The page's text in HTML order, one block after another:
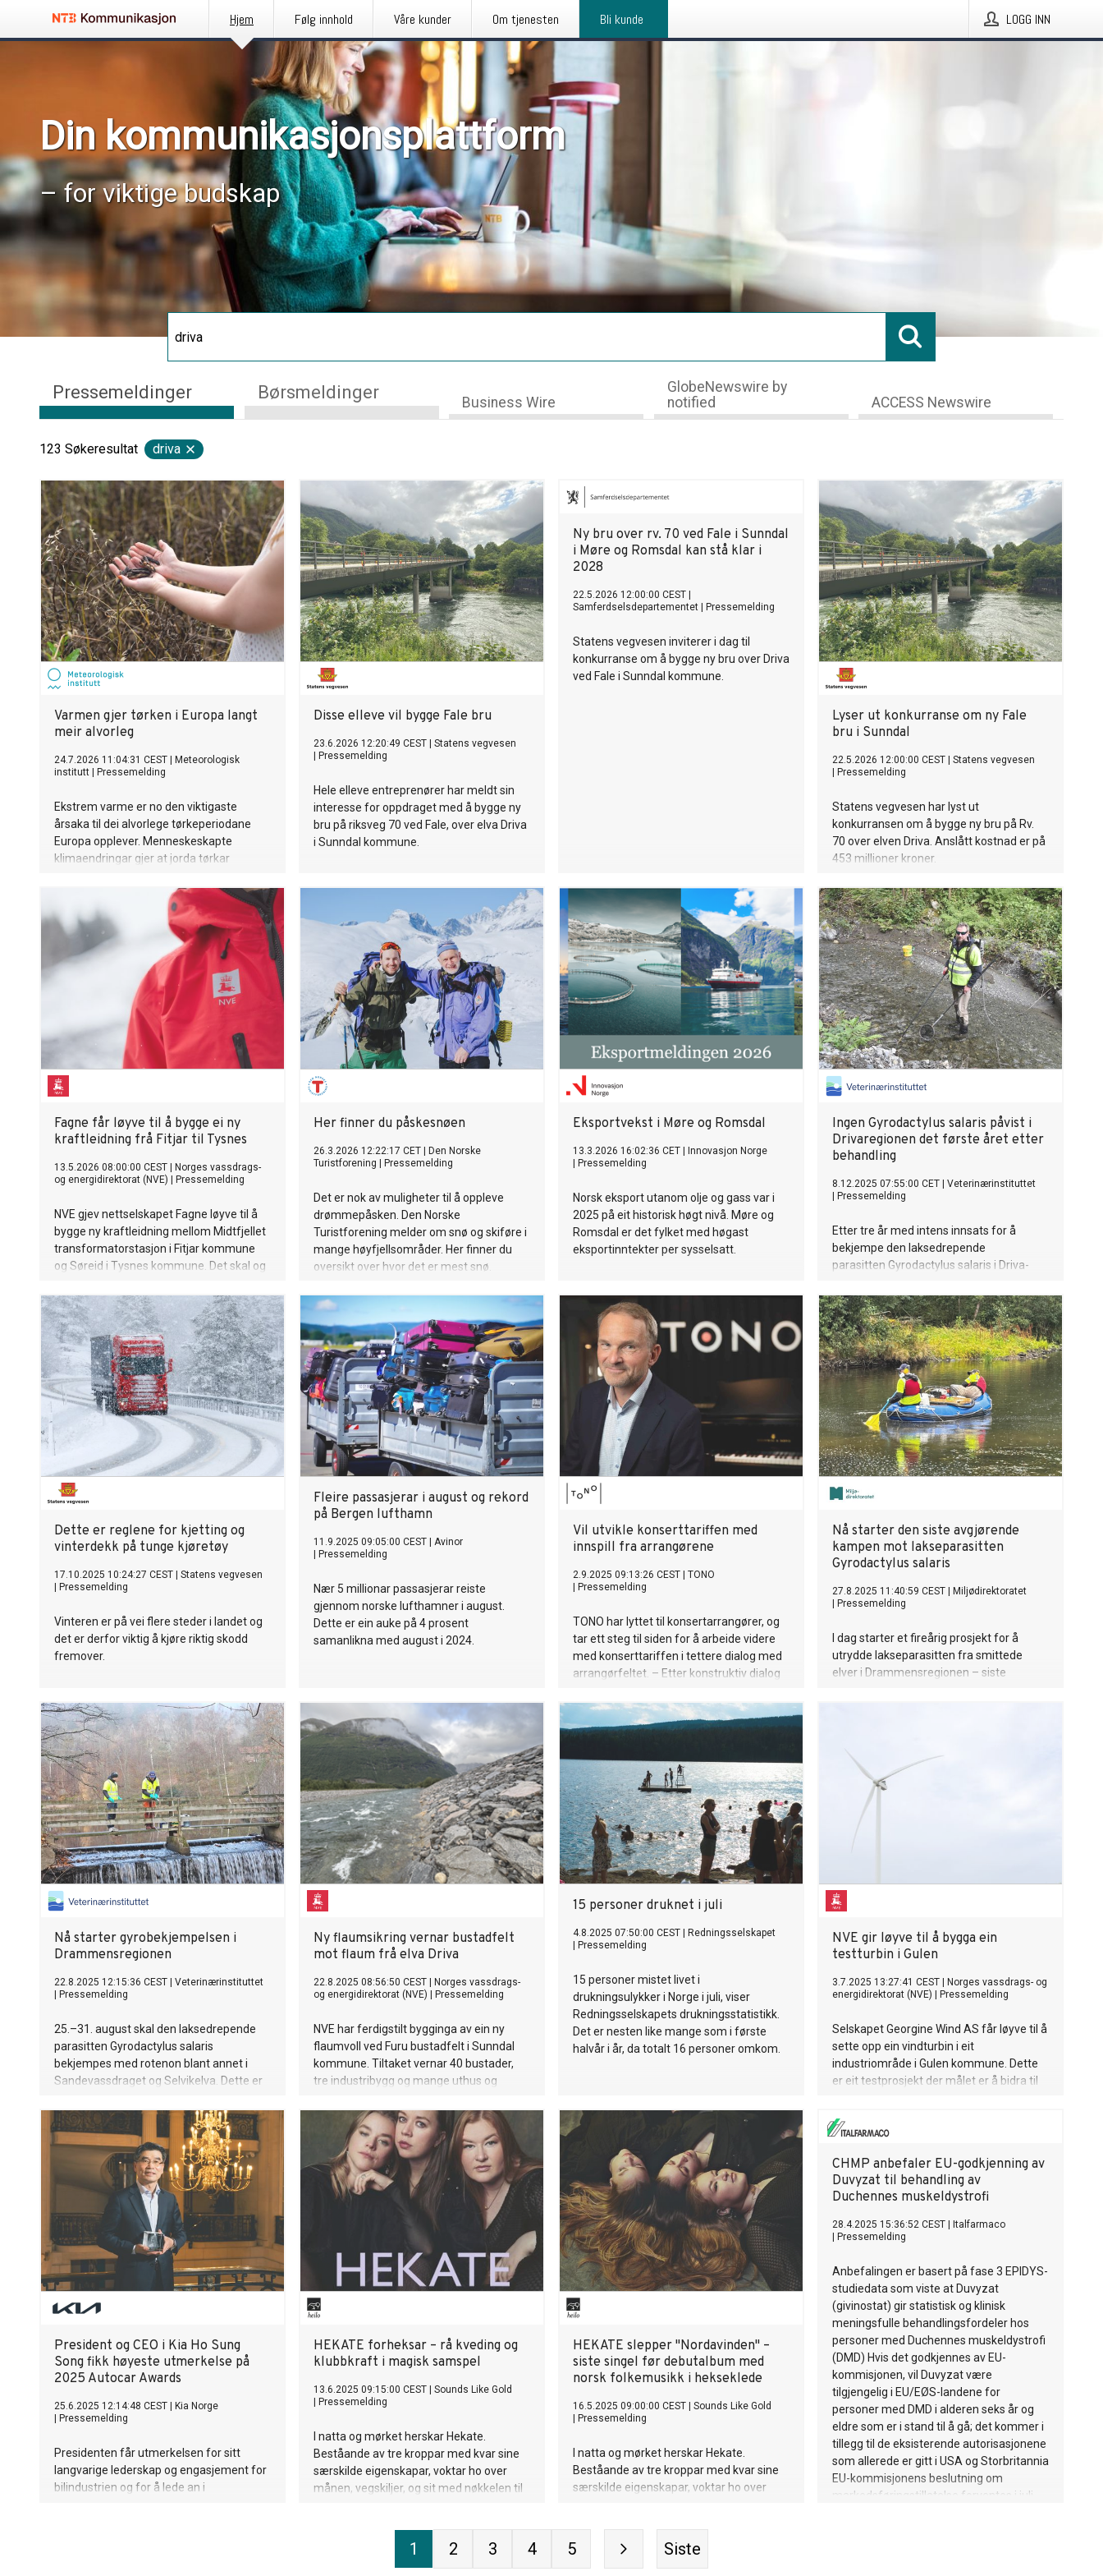
Hjem Følg innhold Våre kunder Om tjenesten Bli kunde LOGG INN
Din kommunikasjonsplattform
– for viktige budskap
Pressemeldinger Børsmeldinger Business Wire
GlobeNewswire by
notified
ACCESS Newswire
123 Søkeresultat driva
Varmen gjer tørken i Europa langt
meir alvorleg
24.7.2026 11:04:31 CEST
Meteorologisk
institutt
Pressemelding
Ekstrem varme er no den viktigaste
årsaka til dei alvorlege tørkeperiodane
Europa opplever. Menneskeskapte
klimaendringar gjer at jorda tørkar
ikkje har blitt vesentleg mindre, seier ny
studie.
Disse elleve vil bygge Fale bru
23.6.2026 12:20:49 CEST
Statens vegvesen
Pressemelding
Hele elleve entreprenører har meldt sin
interesse for oppdraget med å bygge ny
bru på riksveg 70 ved Fale, over elva Driva
i Sunndal kommune.
Ny bru over rv. 70 ved Fale i Sunndal
i Møre og Romsdal kan stå klar i
2028
22.5.2026 12:00:00 CEST
Samferdselsdepartementet
Pressemelding
Statens vegvesen inviterer i dag til
konkurranse om å bygge ny bru over Driva
ved Fale i Sunndal kommune.
Lyser ut konkurranse om ny Fale
bru i Sunndal
22.5.2026 12:00:00 CEST
Statens vegvesen
Pressemelding
Statens vegvesen har lyst ut
konkurransen om å bygge ny bru på Rv.
70 over elven Driva. Anslått kostnad er på
453 millioner kroner.
Fagne får løyve til å bygge ei ny
kraftleidning frå Fitjar til Tysnes
13.5.2026 08:00:00 CEST
Norges vassdrags-
og energidirektorat (NVE)
Pressemelding
NVE gjev nettselskapet Fagne løyve til å
bygge ny kraftleidning mellom Midtfjellet
transformatorstasjon i Fitjar kommune
og Søreid i Tysnes kommune. Det skal og
Tjøreneset i Tysnes. Dei nye anlegga vil
avlaste Stord transmisjonsnettstasjon og
gje eit sterkare regionalnett i
Sunnhordaland.
Her finner du påskesnøen
26.3.2026 12:22:17 CET
Den Norske
Turistforening
Pressemelding
Det er nok av muligheter til å oppleve
drømmepåsken. Den Norske
Turistforening melder om snø og skiføre i
mange høyfjellsområder. Her finner du
oversikt over hvor det er mest snø.
Eksportvekst i Møre og Romsdal
13.3.2026 16:02:36 CET
Innovasjon Norge
Pressemelding
Norsk eksport utanom olje og gass var i
2025 på eit historisk høgt nivå. Møre og
Romsdal er det fylket med høgast
eksportinntekter per sysselsatt.
Ingen Gyrodactylus salaris påvist i
Drivaregionen det første året etter
behandling
8.12.2025 07:55:00 CET
Veterinærinstituttet
Pressemelding
Etter tre år med intens innsats for å
bekjempe den laksedrepende
parasitten Gyrodactylus salaris i Driva-
det nå å se om behandlingen har vært
vellykket. Undersøkelser så langt viser
ingen funn av parasitten.
Dette er reglene for kjetting og
vinterdekk på tunge kjøretøy
17.10.2025 10:24:27 CEST
Statens vegvesen
Pressemelding
Vinteren er på vei flere steder i landet og
det er derfor viktig å kjøre riktig skodd
fremover.
Fleire passasjerar i august og rekord
på Bergen lufthamn
11.9.2025 09:05:00 CEST
Avinor
Pressemelding
Nær 5 millionar passasjerar reiste
gjennom norske lufthamner i august.
Dette er ein auke på 4 prosent
samanlikna med august i 2024.
Vil utvikle konserttariffen med
innspill fra arrangørene
2.9.2025 09:13:26 CEST
TONO
Pressemelding
TONO har lyttet til konsertarrangører, og
tar ett steg til siden for å arbeide videre
med konserttariffen i tettere dialog med
arrangørfeltet. – Etter konstruktiv dialog
på feltet, tror vi at vi kan skape en bedre
modell enn den vi først presenterte, sier
Nå starter den siste avgjørende
kampen mot lakseparasitten
Gyrodactylus salaris
27.8.2025 11:40:59 CEST
Miljødirektoratet
Pressemelding
I dag starter et fireårig prosjekt for å
utrydde lakseparasitten fra smittede
elver i Drammensregionen – siste
Nå starter gyrobekjempelsen i
Drammensregionen
22.8.2025 12:15:36 CEST
Veterinærinstituttet
Pressemelding
25.–31. august skal den laksedrepende
parasitten Gyrodactylus salaris
bekjempes med rotenon blant annet i
Sandevassdraget og Selvikelva. Dette er
etter hvert vil inkludere
Drammensvassdraget. Målet er å utrydde
parasitten.
Ny flaumsikring vernar bustadfelt
mot flaum frå elva Driva
22.8.2025 08:56:50 CEST
Norges vassdrags-
og energidirektorat (NVE)
Pressemelding
NVE har ferdigstilt bygginga av ein ny
flaumvoll ved Furu bustadfelt i Sunndal
kommune. Tiltaket vernar 40 bustader,
tre industribygg og mange uthus og
15 personer druknet i juli
4.8.2025 07:50:00 CEST
Redningsselskapet
Pressemelding
15 personer mistet livet i
drukningsulykker i Norge i juli, viser
Redningsselskapets drukningsstatistikk.
Det er nesten like mange som i første
halvår i år, da totalt 16 personer omkom.
NVE gir løyve til å bygga ein
testturbin i Gulen
3.7.2025 13:27:41 CEST
Norges vassdrags- og
energidirektorat (NVE)
Pressemelding
Selskapet Georgine Wind AS får løyve til å
sette opp ein vindturbin i eit
industriområde i Gulen kommune. Dette
er eit testprosjekt der målet er å bidra til
President og CEO i Kia Ho Sung
Song fikk høyeste utmerkelse på
2025 Autocar Awards
25.6.2025 12:14:48 CEST
Kia Norge
Pressemelding
Presidenten får utmerkelsen for sitt
langvarige lederskap og engasjement for
bilindustrien og for å lede an i
HEKATE forheksar – rå kveding og
klubbkraft i magisk samspel
13.6.2025 09:15:00 CEST
Sounds Like Gold
Pressemelding
I natta og mørket herskar Hekate.
Beståande av tre kroppar med kvar sine
særskilde eigenskapar, voktar ho over
månen, vegskiljer, og sit med nøkkelen til
av Malin Alander, Silje Risdal Liahagen og
Synnøve Brøndbo Plassen, opnar dørene
HEKATE slepper "Nordavinden" –
siste singel før debutalbum med
norsk folkemusikk i hekseklede
16.5.2025 09:00:00 CEST
Sounds Like Gold
Pressemelding
I natta og mørket herskar Hekate.
Beståande av tre kroppar med kvar sine
særskilde eigenskapar, voktar ho over
CHMP anbefaler EU-godkjenning av
Duvyzat til behandling av
Duchennes muskeldystrofi
28.4.2025 15:36:52 CEST
Italfarmaco
Pressemelding
Anbefalingen er basert på fase 3 EPIDYS-
studiedata som viste at Duvyzat
(givinostat) gir statistisk og klinisk
meningsfulle behandlingsfordeler hos
personer med Duchennes muskeldystrofi
(DMD) Hvis det godkjennes av EU-
kommisjonen, vil Duvyzat være
tilgjengelig i EU/EØS-landene for
personer med DMD i alderen seks år og
eldre som er i stand til å gå; det kommer i
tillegg til de eksisterende autorisasjonene
som allerede er gitt i USA og Storbritannia
EU-kommisjonens beslutning om
markedsføringstillatelse forventes i juli
1 2 3 4 5 Siste